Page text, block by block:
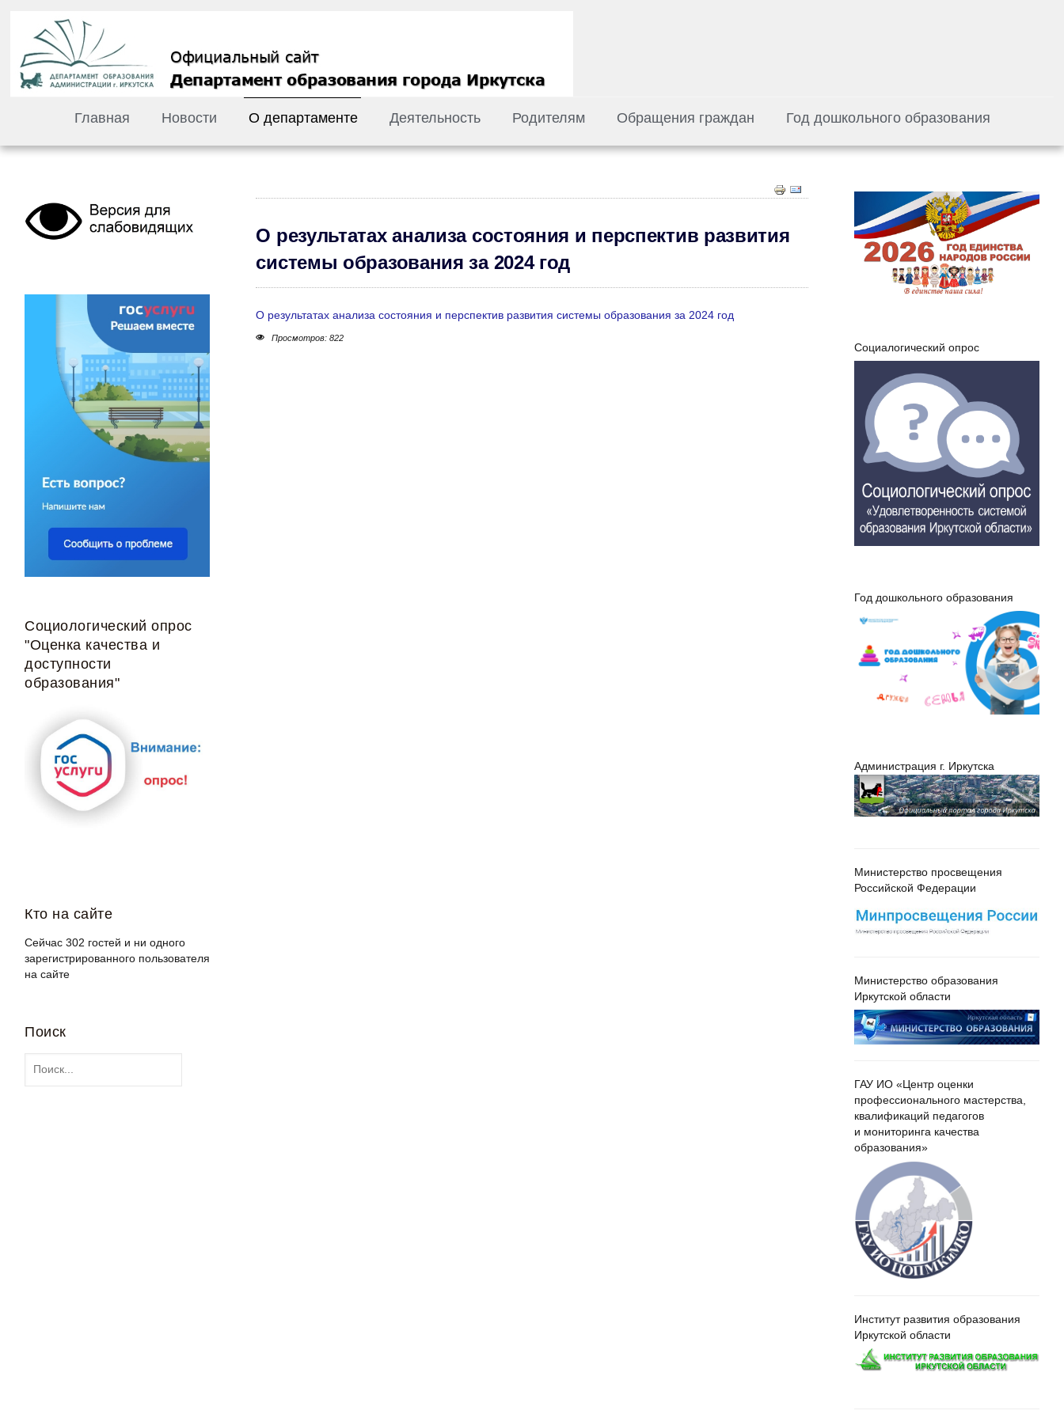
Главная Новости О департаменте Деятельность Родителям Обращения граждан Год дошкольного образования
Социологический опрос
"Оценка качества и
доступности
образования"
Кто на сайте
Сейчас 302 гостей и ни одного
зарегистрированного пользователя
на сайте
Поиск
Социалогический опрос
Год дошкольного образования
Администрация г. Иркутска
Министерство просвещения
Российской Федерации
Министерство образования
Иркутской области
ГАУ ИО «Центр оценки
профессионального мастерства,
квалификаций педагогов
и мониторинга качества
образования»
Институт развития образования
Иркутской области
О результатах анализа состояния и перспектив развития
системы образования за 2024 год
О результатах анализа состояния и перспектив развития системы образования за 2024 год
Просмотров: 822